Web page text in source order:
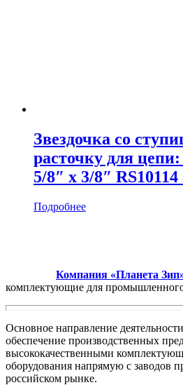
Звездочка со
расточку для
5/8″ x 3/8″ RS10114
Подробнее
Компания «Планета
комплектующие для
Основное направление
обеспечение производственных
высококачественными
оборудования напрямую с заводов
российском рынке.